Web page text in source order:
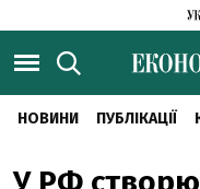
НОВИНИ ПУБЛІКАЦІЇ